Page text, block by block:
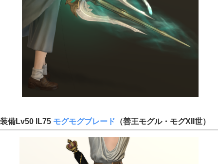
装備Lv50 IL75 モグモグブレード （善王モグル・モグXII世）